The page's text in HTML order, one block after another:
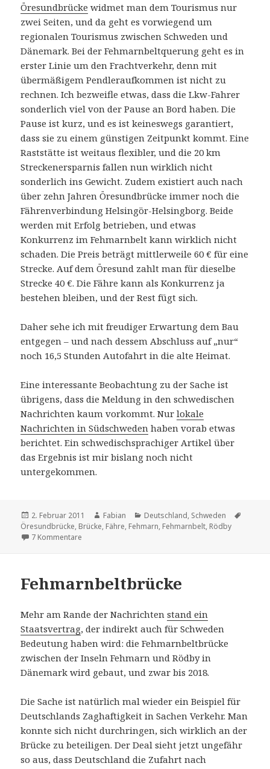
Öresundbrücke widmet man dem Tourismus nur
zwei Seiten, und da geht es vorwiegend um
regionalen Tourismus zwischen Schweden und
Dänemark. Bei der Fehmarnbeltquerung geht es in
erster Linie um den Frachtverkehr, denn mit
übermäßigem Pendleraufkommen ist nicht zu
rechnen. Ich bezweifle etwas, dass die Lkw-Fahrer
sonderlich viel von der Pause an Bord haben. Die
Pause ist kurz, und es ist keineswegs garantiert,
dass sie zu einem günstigen Zeitpunkt kommt. Eine
Raststätte ist weitaus flexibler, und die 20 km
Streckenersparnis fallen nun wirklich nicht
sonderlich ins Gewicht. Zudem existiert auch nach
über zehn Jahren Öresundbrücke immer noch die
Fährenverbindung Helsingör-Helsingborg. Beide
werden mit Erfolg betrieben, und etwas
Konkurrenz im Fehmarnbelt kann wirklich nicht
schaden. Die Preis beträgt mittlerweile 60 € für eine
Strecke. Auf dem Öresund zahlt man für dieselbe
Strecke 40 €. Die Fähre kann als Konkurrenz ja
bestehen bleiben, und der Rest fügt sich.
Daher sehe ich mit freudiger Erwartung dem Bau
entgegen – und nach dessem Abschluss auf „nur“
noch 16,5 Stunden Autofahrt in die alte Heimat.
Eine interessante Beobachtung zu der Sache ist
übrigens, dass die Meldung in den schwedischen
Nachrichten kaum vorkommt. Nurlokale
Nachrichten in Südschweden haben vorab etwas
berichtet. Ein schwedischsprachiger Artikel über
das Ergebnis ist mir bislang noch nicht
untergekommen.
Veröffentlicht
am
2. Februar 2011 Autor
Fabian Kategorien
Deutschland, Schweden
Öresundbrücke, Brücke, Fähre, Fehmarn, Fehmarnbelt, Rödby
7 Kommentare
Fehmarnbeltbrücke
Mehr am Rande der Nachrichtenstand ein
Staatsvertrag, der indirekt auch für Schweden
Bedeutung haben wird: die Fehmarnbeltbrücke
zwischen der Inseln Fehmarn und Rödby in
Dänemark wird gebaut, und zwar bis 2018.
Die Sache ist natürlich mal wieder ein Beispiel für
Deutschlands Zaghaftigkeit in Sachen Verkehr. Man
konnte sich nicht durchringen, sich wirklich an der
Brücke zu beteiligen. Der Deal sieht jetzt ungefähr
so aus, dass Deutschland die Zufahrt nach